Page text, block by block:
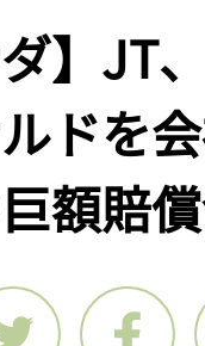
ダ】JT
ドを
額賠